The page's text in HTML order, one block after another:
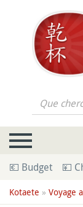
Que
💶 Budget 💴
Kotaete » Voyage